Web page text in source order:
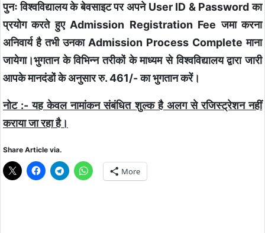
पुनः विश्वविद्यालय के बेवसाइट पर अपने User ID & Password का
प्रयोग करते हुए Admission Registration Fee जमा करना
अनिवार्य है तभी उनका Admission Process Complete माना
जायेगा।भुगतान के विभिन्न तरीकों के माध्यम से विश्वविद्यालय द्वारा जारी
आपके मानदंडों के अनुसार रु. 461/- का भुगतान करें।
नोट :- यह केवल नामांकन संबंधित शुल्क है अलग से रजिस्ट्रेशन नहीं
कराया जा रहा है।
Share Article via.
More